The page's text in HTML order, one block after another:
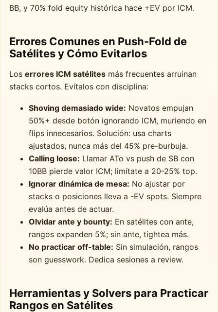
BB, y 70% fold equity histórica hace +EV por ICM.
Errores Comunes en Push-Fold de
Satélites y Cómo Evitarlos
Los errores ICM satélites más frecuentes arruinan
stacks cortos. Evítalos con disciplina:
Shoving demasiado wide: Novatos empujan
50%+ desde botón ignorando ICM, muriendo en
flips innecesarios. Solución: usa charts
ajustados, nunca más del 45% pre-burbuja.
Calling loose: Llamar ATo vs push de SB con
10BB pierde valor ICM; limítate a 20-25% top.
Ignorar dinámica de mesa: No ajustar por
stacks o posiciones lleva a -EV spots. Siempre
evalúa antes de actuar.
Olvidar ante y bounty: En satélites con ante,
rangos expanden 5%; sin ante, tightea más.
No practicar off-table: Sin simulación, rangos
son guesswork. Dedica sesiones a review.
Herramientas y Solvers para Practicar
Rangos en Satélites